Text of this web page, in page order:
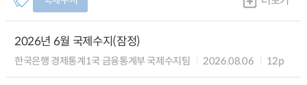
2026년 6월 국제수지(잠정)
한국은행 경제통계1국 금융통계부 국제수지팀 2026.08.06 12p